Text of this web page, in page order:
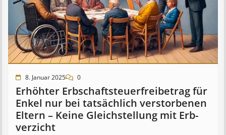
8. Januar 2025 0
Erhöhter Erb­schaft­steuer­frei­be­trag für
Enkel nur bei tat­säch­lich ver­storb­en­en
Eltern – Keine Gleich­stell­ung mit Erb­
verzicht